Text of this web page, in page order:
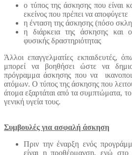
ο τύπος της άσκησης που είναι
εκείνος που πρέπει να αποφύγετε
η ένταση της άσκησης (πόσο
η διάρκεια της άσκησης και
φυσικής δραστηριότητας
Άλλοι επαγγελματίες εκπαιδευτές,
μπορεί να βοηθήσει ώστε να
πρόγραμμα άσκησης που να
ατόμων. Ο τύπος της άσκησης που
άτομα εξαρτάται από τα συμπτώματα, το
γενική υγεία τους.
Συμβουλές για ασφαλή άσκηση
Πριν την έναρξη ενός
είναι η προθέρμανση, ενώ στο